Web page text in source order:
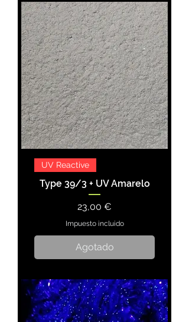
UV Reactive
Type 39/3 + UV Amarelo
Precio
23,00 €
Impuesto incluido
Agotado